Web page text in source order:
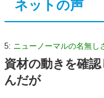
ネットの声
5: ニューノーマルの名無し
資材の動きを確
んだが